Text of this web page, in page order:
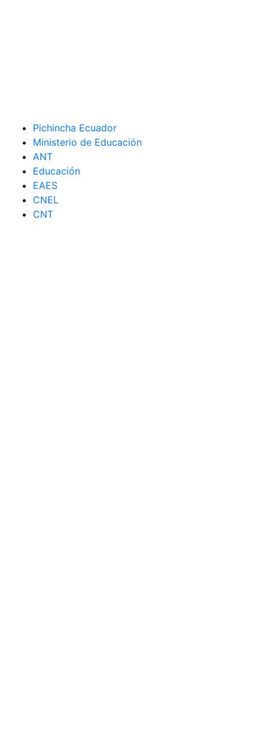
Pichincha Ecuador
Ministerio de Educación
ANT
Educación
EAES
CNEL
CNT